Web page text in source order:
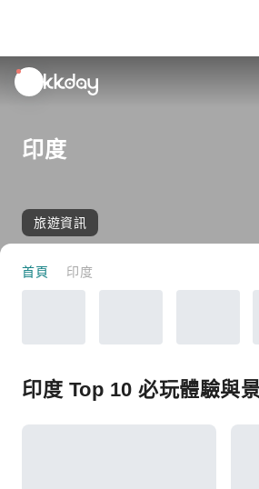
unread
notifications
印度
旅遊資訊
首頁 印度
印度 Top 10 必玩體驗與